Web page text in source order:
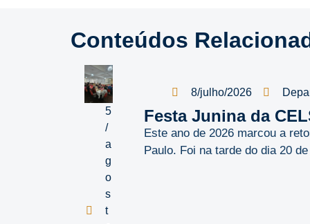
Conteúdos
5
/
a
g
o
s
t
8/julho/2026
Festa Junina da
Este ano de 2026 marcou a
Paulo. Foi na tarde do dia 20